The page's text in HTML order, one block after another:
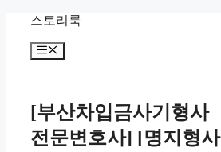
content
스토리룩
Menu
[부산차입금사기형사
전문변호사] [명지형사